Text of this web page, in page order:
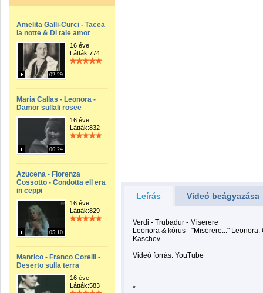
Amelita Galli-Curci - Tacea
la notte & Di tale amor
02:29
16 éve
Látták:774
Maria Callas - Leonora -
Damor sullali rosee
06:24
16 éve
Látták:832
Azucena - Fiorenza
Cossotto - Condotta ell era
in ceppi
05:10
16 éve
Látták:829
Manrico - Franco Corelli -
Deserto sulla terra
16 éve
Látták:583
Leírás Videó beágyazása
Verdi - Trubadur - Miserere
Leonora & kórus - "Miserere..."
Kaschev.
Videó forrás: YouTube
*